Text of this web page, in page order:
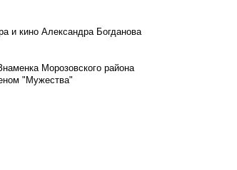
и кино Александра Богданова
Морозовского района
"Мужества"